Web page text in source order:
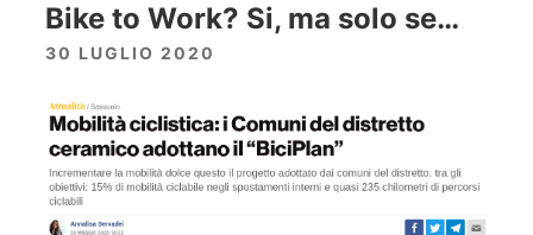
Bike to Work? Si, ma solo se…
30 LUGLIO 2020